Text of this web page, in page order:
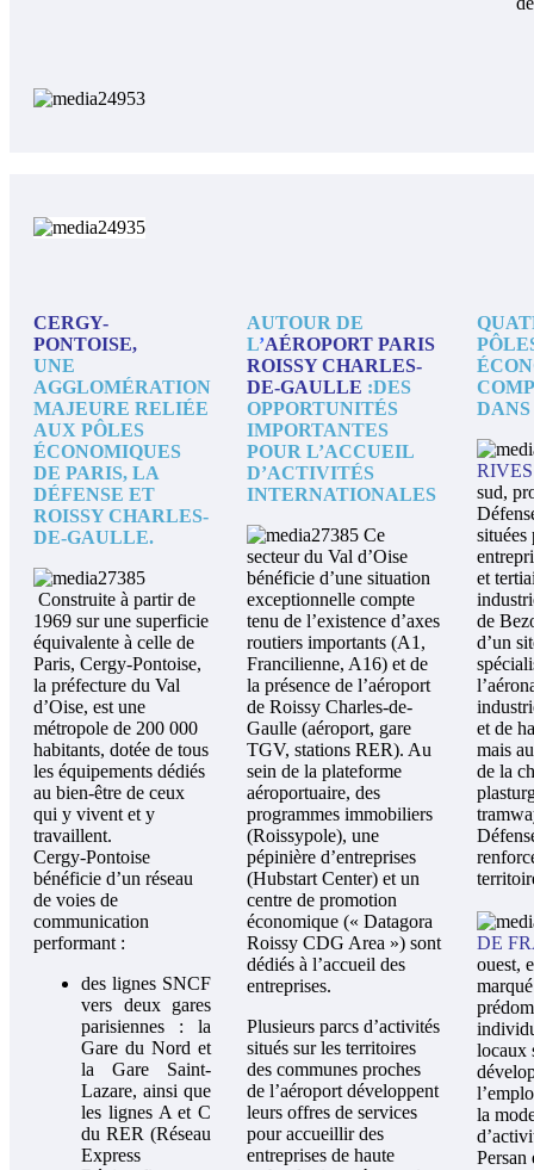
CERGY-
PONTOISE,
UNE
AGGLOMÉRATION
MAJEURE RELIÉE
AUX PÔLES
ÉCONOMIQUES
DE PARIS, LA
DÉFENSE ET
ROISSY CHARLES-
DE-GAULLE.
Construite à partir de
1969 sur une superficie
équivalente à celle de
Paris, Cergy-Pontoise,
la préfecture du Val
d’Oise, est une
métropole de 200 000
habitants, dotée de tous
les équipements dédiés
au bien-être de ceux
qui y vivent et y
travaillent.
Cergy-Pontoise
bénéficie d’un réseau
de voies de
communication
performant :
des lignes SNCF
vers deux gares
parisiennes : la
Gare du Nord et
la Gare Saint-
Lazare, ainsi que
les lignes A et C
du RER (Réseau
Express
AUTOUR DE
L’AÉROPORT PARIS
ROISSY CHARLES-
DE-GAULLE :DES
OPPORTUNITÉS
IMPORTANTES
POUR L’ACCUEIL
D’ACTIVITÉS
INTERNATIONALES
Ce
secteur du Val d’Oise
bénéficie d’une situation
exceptionnelle compte
tenu de l’existence d’axes
routiers importants (A1,
Francilienne, A16) et de
la présence de l’aéroport
de Roissy Charles-de-
Gaulle (aéroport, gare
TGV, stations RER). Au
sein de la plateforme
aéroportuaire, des
programmes immobiliers
(Roissypole), une
pépinière d’entreprises
(Hubstart Center) et un
centre de promotion
économique (« Datagora
Roissy CDG Area ») sont
dédiés à l’accueil des
entreprises.
Plusieurs parcs d’activités
situés sur les territoires
des communes proches
de l’aéroport développent
leurs offres de services
pour accueillir des
entreprises de haute
DANS
sud,
situées
et
de
d’un
et de
mais
de la
DE
ouest,
locaux
la
Persan